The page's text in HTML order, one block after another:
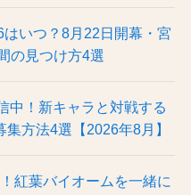
はいつ？8月22日開幕・宮
の見つけ方4選
中！新キャラと対戦する
方法4選【2026年8月】
紅葉バイオームを一緒に